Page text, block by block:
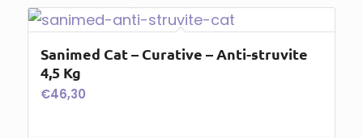
Sanimed Cat – Curative – Anti-struvite
4,5 Kg
€46,30